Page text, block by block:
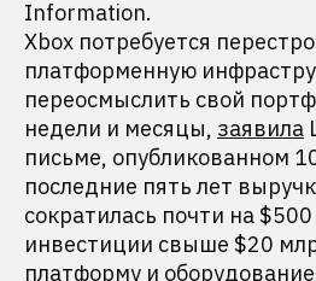
Information.
Xbox потребуется
платформенную
переосмыслить свой
недели и месяцы, заявила
письме, опубликованном
последние пять лет
сократилась почти на
инвестиции свыше $20
платформу и